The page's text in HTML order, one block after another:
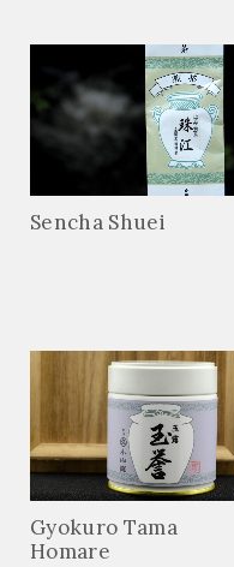
Sencha Shuei
Gyokuro Tama
Homare